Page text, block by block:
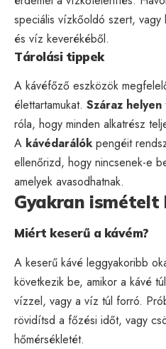
speciális vízkőoldó szert,
és víz keverékéből.
Tárolási tippek
A kávéfőző eszközök
élettartamukat. Száraz helyen
róla, hogy minden alkatrész
A kávédarálók pengéit
ellenőrizd, hogy nincsenek-e
amelyek avasodhatnak.
Gyakran ismételt
Miért keserű a kávém?
A keserű kávé leggyakoribb
következik be, amikor a kávé
vízzel, vagy a víz túl forró.
rövidítsd a főzési időt, vagy
hőmérsékletét.